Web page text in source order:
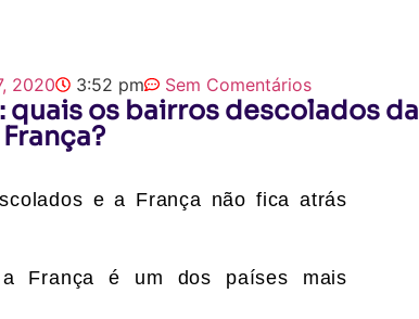
2020 3:52 pm Sem Comentários
os bairros descolados da
França?
e a França não fica atrás
França é um dos países mais